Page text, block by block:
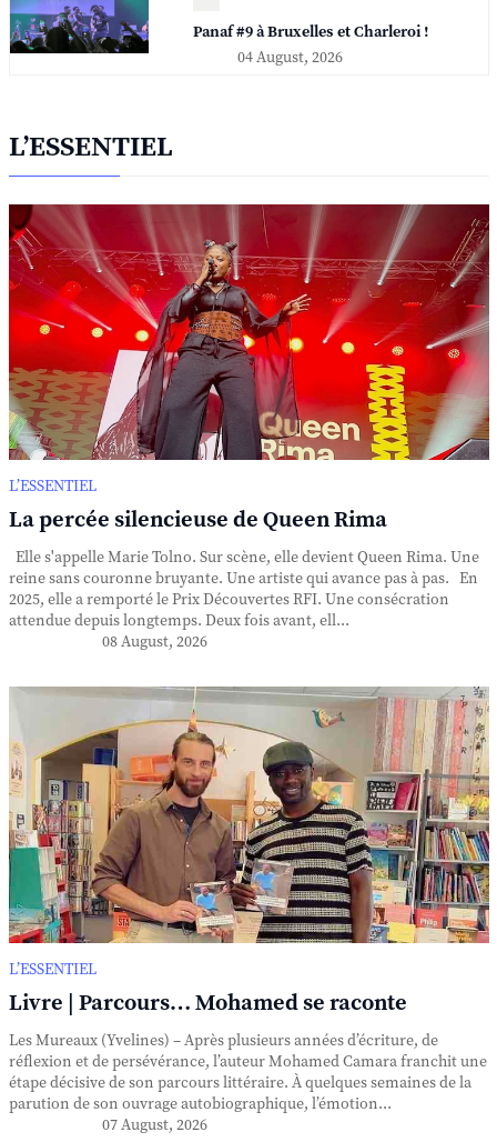
Panaf #9 à Bruxelles et Charleroi !
04 August, 2026
L’ESSENTIEL
L’ESSENTIEL
La percée silencieuse de Queen Rima
Elle s'appelle Marie Tolno. Sur scène, elle devient Queen Rima. Une
reine sans couronne bruyante. Une artiste qui avance pas à pas. En
2025, elle a remporté le Prix Découvertes RFI. Une consécration
attendue depuis longtemps. Deux fois avant, ell...
08 August, 2026
L’ESSENTIEL
Livre | Parcours… Mohamed se raconte
Les Mureaux (Yvelines) – Après plusieurs années d’écriture, de
réflexion et de persévérance, l’auteur Mohamed Camara franchit une
étape décisive de son parcours littéraire. À quelques semaines de la
parution de son ouvrage autobiographique, l’émotion...
07 August, 2026